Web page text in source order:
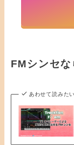
FMシンセな
あわせて読みたい